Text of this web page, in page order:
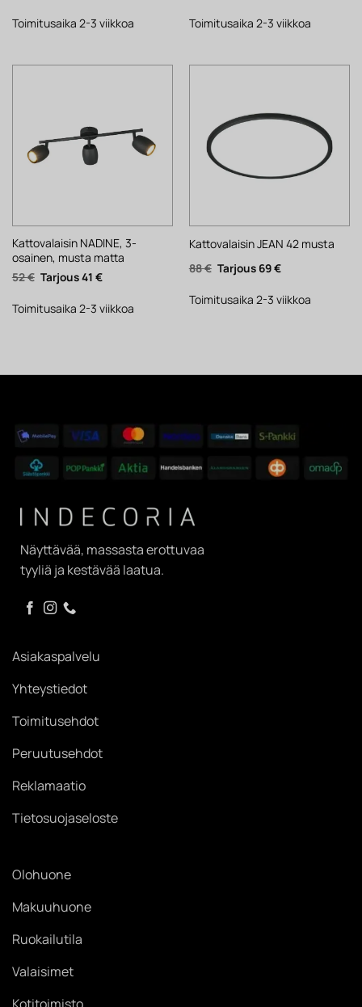
34 €. 27 €.
Toimitusaika 2-3 viikkoa 70 €. 55 €.
Toimitusaika 2-3 viikkoa
Kattovalaisin NADINE, 3-
osainen, musta matta
52€ Alkuperäinen
hinta
52 €.
41 €Nykyinen
41 €.
Toimitusaika 2-3 viikkoa
Kattovalaisin JEAN 42 musta
88€ Alkuperäinen
hinta
88 €.
69€Nykyinen
69 €.
Toimitusaika 2-3 viikkoa
Näyttävää, massasta erottuvaa
tyyliä ja kestävää laatua.
Asiakaspalvelu
Yhteystiedot
Toimitusehdot
Peruutusehdot
Reklamaatio
Tietosuojaseloste
Olohuone
Makuuhuone
Ruokailutila
Valaisimet